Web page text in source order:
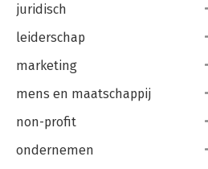
juridisch
leiderschap
marketing
mens en maatschappij
non-profit
ondernemen